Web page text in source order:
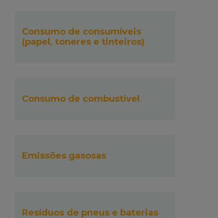
Consumo de consumíveis
(papel, toneres e tinteiros)
Consumo de combustível
Emissões gasosas
Resíduos de pneus e baterias